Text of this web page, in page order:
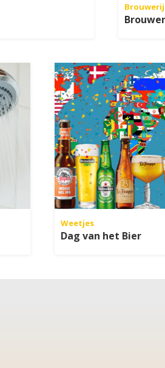
Brouwerij
Weetjes
Dag van het Bier